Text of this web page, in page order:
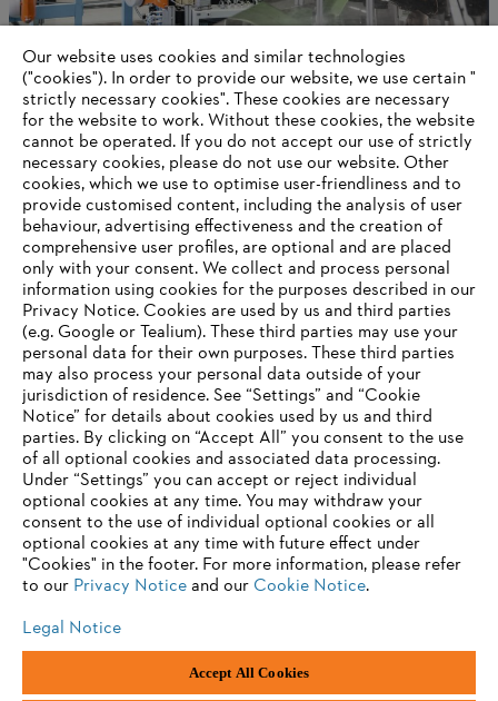
Innowacja
Information for suppliers
Products
Contact
Career
Whistleblower system
General Terms and Conditions
Our website uses cookies and similar technologies
("cookies"). In order to provide our website, we use certain "
strictly necessary cookies". These cookies are necessary
for the website to work. Without these cookies, the website
‎cannot be operated.‎ If you do not accept our use of strictly
necessary cookies, please do not use our website. ‎Other
cookies, which we use to optimise user-friendliness and to
provide customised content, including the analysis of user
behaviour, advertising effectiveness and the creation of
comprehensive user profiles, are optional and are placed
only with your consent. We collect and process personal
information using cookies for the purposes described in our
Privacy Notice. Cookies are used by us and third parties
(e.g. Google or Tealium). These third parties may use your
personal data for their own purposes. These third parties
may also process your personal data outside of your
jurisdiction of residence. See “Settings” and “Cookie
Notice” for details about cookies used by us and third
parties. By clicking on “Accept All” you consent to the use
of all optional cookies and associated data processing.
Under “Settings” you can accept or reject individual
optional cookies at any time. You may withdraw your
consent to the use of individual optional cookies or all
optional cookies at any time with future effect under
"Cookies" in the footer. For more information, please refer
to our Privacy Noticeand our Cookie Notice.
Legal Notice
Accept All Cookies